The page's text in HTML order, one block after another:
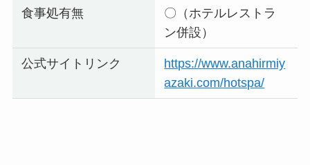
食事処有無
〇（ホテルレストラ
ン併設）
公式サイトリンク
https://www.anahirmiy
azaki.com/hotspa/